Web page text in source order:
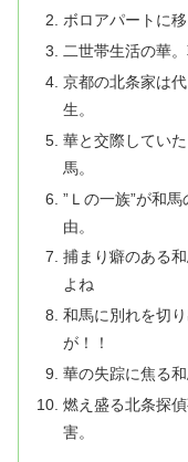
ボロアパートに
二世帯生活の華
京都の北条家は
生。
華と交際してい
馬。
”Ｌの一族”が和
由。
捕まり癖のある
よね
和馬に別れを切
が！！
華の失踪に焦る
燃え盛る北条探
害。